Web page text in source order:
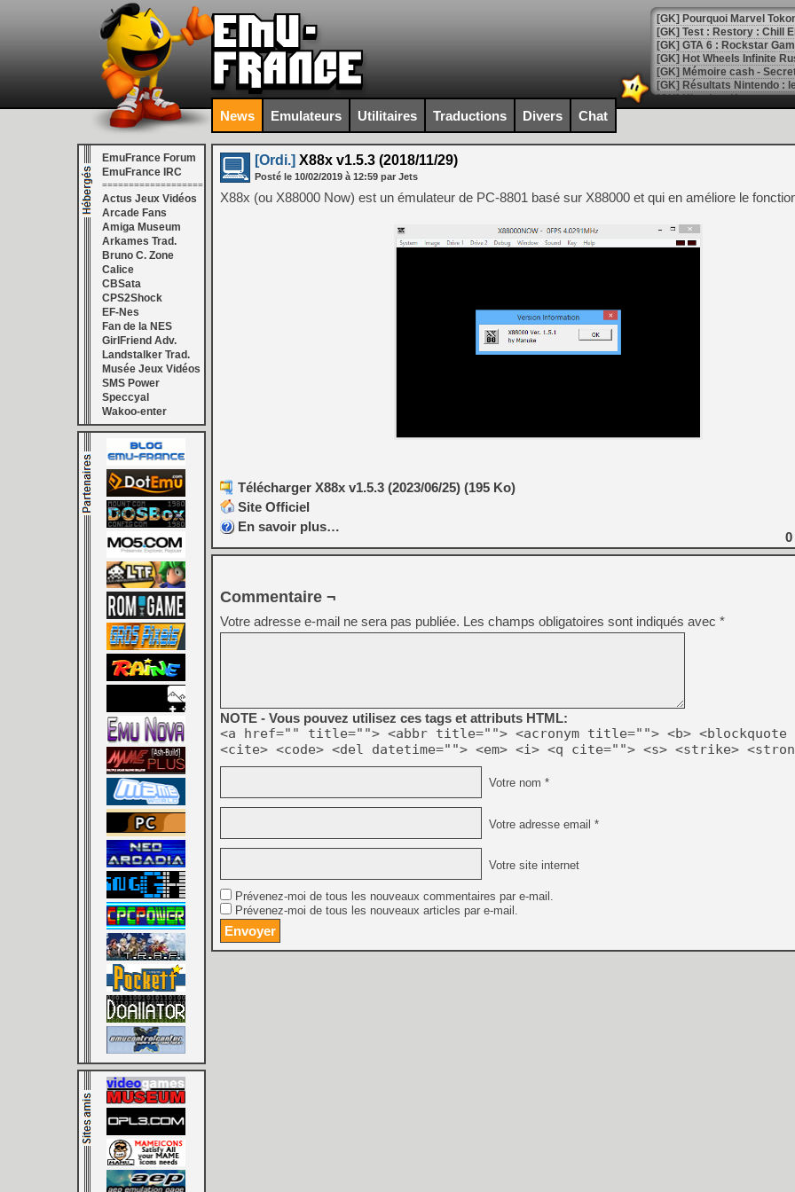
[GK] Test : Restory : Chill
[GK] GTA 6 : Rockstar
[GK] Hot Wheels Infinite
[GK] Mémoire cash -
[GK] Résultats Nintendo :
[GK] Déjà des
[Mo5] Brickboy cherche à
[GK] Minecraft et ses «
[GK] Beast of
[GK] Ubisoft : fin de partie
[GK] Mémoire cash -
[GK] Dan Houser (GTA)
[GK] Comment EA Sports
[GK] Crimson Moon : un
[GK] Isle of Reveries : le
[GK] Moonlighter 2 : The
[GK] Capcom relance
[Mo5] Deux inédits du
[GK] Le beat'em up The
[GK] Endless Legend 2 :
[LS] [PS5] Le WebKit
[GK] Oubliez Crazy Taxi,
[LS] [Switch] NSZ 5.0.0
[GK] No More Room in
[GK] Un chatbot Atelier
[GK] Mémoire cash -
[GK] Nvidia : le prix des
[GK] Suikoden Star Leap :
[Mo5] La mini borne
[GK] Pourquoi Marvel
News Emulateurs Utilitaires Traductions Divers Chat
EmuFrance Forum
EmuFrance IRC
===================
Actus Jeux Vidéos
Arcade Fans
Amiga Museum
Arkames Trad.
Bruno C. Zone
Calice
CBSata
CPS2Shock
EF-Nes
Fan de la NES
GirlFriend Adv.
Landstalker Trad.
Musée Jeux Vidéos
SMS Power
Speccyal
Wakoo-enter
[Ordi.] X88x v1.5.3 (2018/11/29)
Posté le 10/02/2019 à 12:59 par Jets
X88x (ou X88000 Now) est un émulateur de PC-8801 basé sur X88000 et qui en améliore le
Télécharger X88x v1.5.3 (2023/06/25) (195 Ko)
Site Officiel
En savoir plus…
0
Commentaire ¬
Votre adresse e-mail ne sera pas publiée. Les champs obligatoires sont indiqués avec *
NOTE - Vous pouvez utilisez ces tags et attributs HTML:
<a href="" title=""> <abbr title=""> <acronym title=""> <b> <blockquote
<cite> <code> <del datetime=""> <em> <i> <q cite=""> <s> <strike>
Votre nom *
Votre adresse email *
Votre site internet
Prévenez-moi de tous les nouveaux commentaires par e-mail.
Prévenez-moi de tous les nouveaux articles par e-mail.